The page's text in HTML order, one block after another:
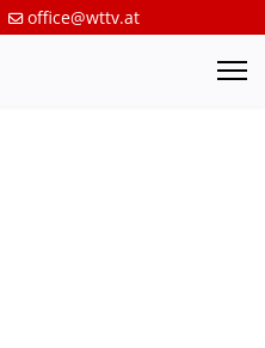
office@wttv.at